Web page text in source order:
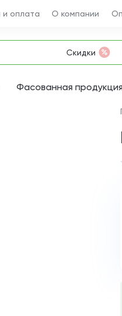
и оплата О компании
Скидки
Фасованная продукция